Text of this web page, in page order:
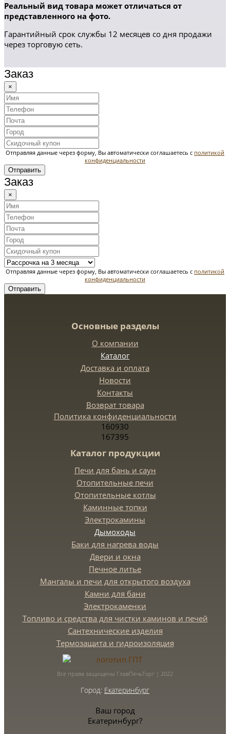
Реальный вид товара может отличаться от
представленного на фото.
Гарантийный срок службы 12 месяцев со дня продажи
через торговую сеть.
Заказ
×
Отправляя данные через форму, Вы автоматически соглашаетесь с политикой
конфиденциальности
Отправить
Заказ
×
Отправляя данные через форму, Вы автоматически соглашаетесь с политикой
конфиденциальности
Отправить
Основные разделы
О компании
Каталог
Доставка и оплата
Новости
Контакты
Возврат товара
Политика конфиденциальности
160930
167395
Каталог продукции
Печи для бань и саун
Отопительные печи
Отопительные котлы
Каминные топки
Электрокамины
Дымоходы
Баки для нагрева воды
Двери и окна
Печное литье
Мангалы и печи для открытого воздуха
Камни для бани
Электрокаменки
Топливо и средства для чистки каминов и печей
Сантехнические изделия
Термозащита и гидроизоляция
Все права защищены ГлавПечьТорг | 2022
Город: Екатеринбург
Ваш город
Екатеринбург?